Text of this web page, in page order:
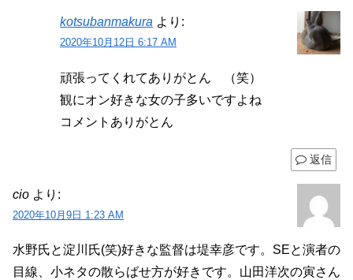
kotsubanmakura より:
2020年10月12日 6:17 AM
頑張ってくれてありがとん （笑）
観にオン好きな女の子多いですよね
コメントありがとん
返信
cio より:
2020年10月9日 1:23 AM
水野氏と淀川氏(笑)好きな監督は堤幸彦です。SEと演者の
目線、小ネタの散らばせ方が好きです。山田洋次の寅さん